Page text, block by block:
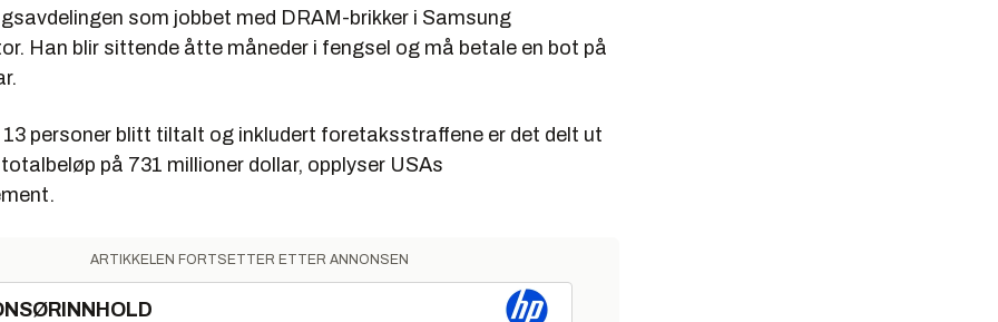
som jobbet med DRAM-brikker i Samsung
Han blir sittende åtte måneder i fengsel og må betale en bot på
personer blitt tiltalt og inkludert foretaksstraffene er det delt ut
på 731 millioner dollar, opplyser USAs
ARTIKKELEN FORTSETTER ETTER ANNONSEN